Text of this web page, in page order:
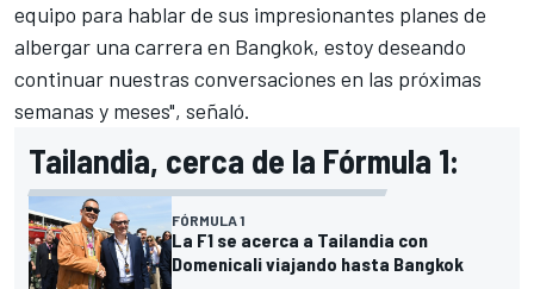
equipo para hablar de sus impresionantes planes de
albergar una carrera en Bangkok, estoy deseando
continuar nuestras conversaciones en las próximas
semanas y meses", señaló.
Tailandia, cerca de la Fórmula 1:
FÓRMULA 1
La F1 se acerca a Tailandia con
Domenicali viajando hasta Bangkok